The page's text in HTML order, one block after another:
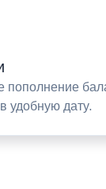
пополнение
удобную дату.